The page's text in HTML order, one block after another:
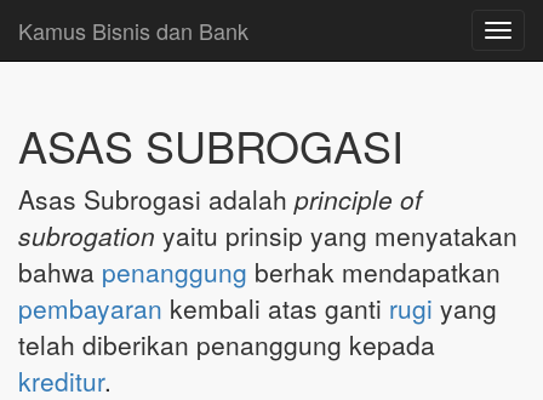
Kamus Bisnis dan Bank
ASAS SUBROGASI
Asas Subrogasi adalah principle of
subrogation yaitu prinsip yang menyatakan
bahwa penanggung berhak mendapatkan
pembayaran kembali atas ganti rugi yang
telah diberikan penanggung kepada
kreditur.